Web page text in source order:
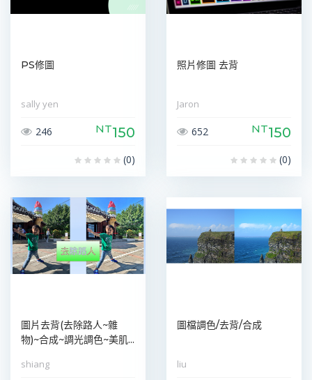
PS修圖
sally yen
246 NT150
(0)
照片修圖 去背
Jaron
652 NT150
(0)
圖片去背(去除路人~雜
物)~合成~調光調色~美肌...
shiang
圖檔調色/去背/合成
liu